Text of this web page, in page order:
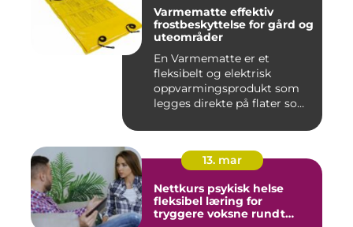
Varmematte effektiv
frostbeskyttelse for gård og
uteområder
En Varmematte er et
fleksibelt og elektrisk
oppvarmingsprodukt som
legges direkte på flater som
13. mar
Nettkurs psykisk helse
fleksibel læring for
tryggere voksne rundt